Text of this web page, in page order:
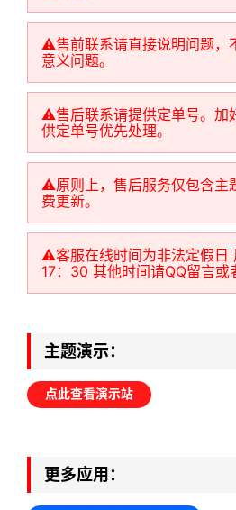
⚠️售前联系请直接说明问题，
意义问题。
⚠️售后联系请提供定单号。加
供定单号优先处理。
⚠️原则上，售后服务仅包含主
费更新。
⚠️客服在线时间为非法定假
17：30 其他时间请QQ留言或
主题演示：
点此查看演示站
更多应用：